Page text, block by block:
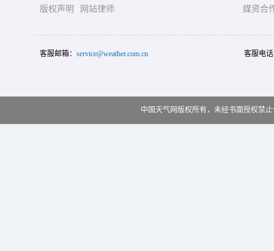
版权声明
网站律师
媒资合
客服邮箱： service@weather.com.cn 客服电
中国天气网版权所有，未经书面授权